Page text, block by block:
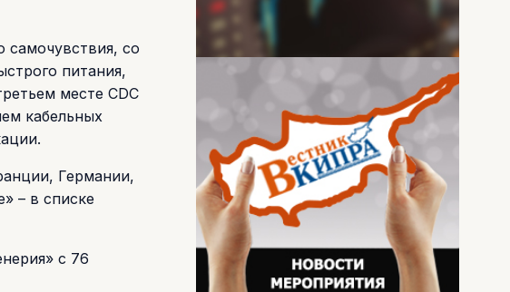
самочувствия, со
питания,
месте CDC
кабельных
Германии,
– в списке
с 76